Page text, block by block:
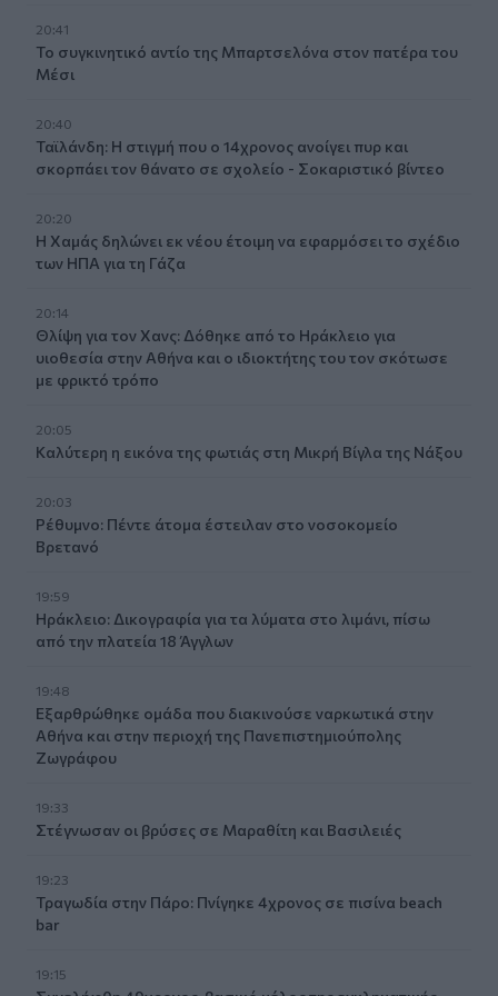
20:41
Το συγκινητικό αντίο της Μπαρτσελόνα στον πατέρα του
Μέσι
20:40
Ταϊλάνδη: Η στιγμή που ο 14χρονος ανοίγει πυρ και
σκορπάει τον θάνατο σε σχολείο - Σοκαριστικό βίντεο
20:20
Η Χαμάς δηλώνει εκ νέου έτοιμη να εφαρμόσει το σχέδιο
των ΗΠΑ για τη Γάζα
20:14
Θλίψη για τον Χανς: Δόθηκε από το Ηράκλειο για
υιοθεσία στην Αθήνα και ο ιδιοκτήτης του τον σκότωσε
με φρικτό τρόπο
20:05
Καλύτερη η εικόνα της φωτιάς στη Μικρή Βίγλα της Νάξου
20:03
Ρέθυμνο: Πέντε άτομα έστειλαν στο νοσοκομείο
Βρετανό
19:59
Ηράκλειο: Δικογραφία για τα λύματα στο λιμάνι, πίσω
από την πλατεία 18 Άγγλων
19:48
Εξαρθρώθηκε ομάδα που διακινούσε ναρκωτικά στην
Αθήνα και στην περιοχή της Πανεπιστημιούπολης
Ζωγράφου
19:33
Στέγνωσαν οι βρύσες σε Μαραθίτη και Βασιλειές
19:23
Τραγωδία στην Πάρο: Πνίγηκε 4χρονος σε πισίνα beach
bar
19:15